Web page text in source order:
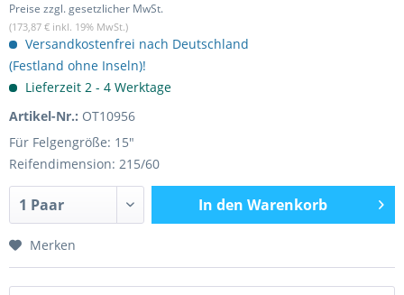
Preise zzgl. gesetzlicher MwSt.
(173,87 € inkl. 19% MwSt.)
Versandkostenfrei nach Deutschland
(Festland ohne Inseln)!
Lieferzeit 2 - 4 Werktage
Artikel-Nr.: OT10956
Für Felgengröße: 15"
Reifendimension: 215/60
In den Warenkorb
Merken